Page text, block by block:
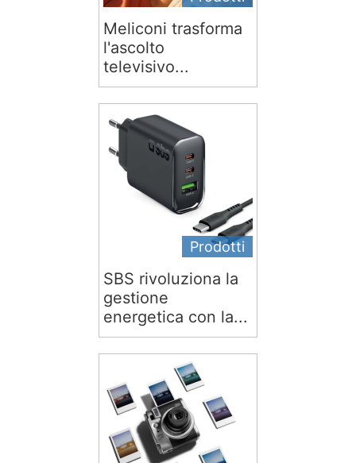
Meliconi trasforma
l'ascolto
televisivo...
Prodotti
SBS rivoluziona la
gestione
energetica con la...